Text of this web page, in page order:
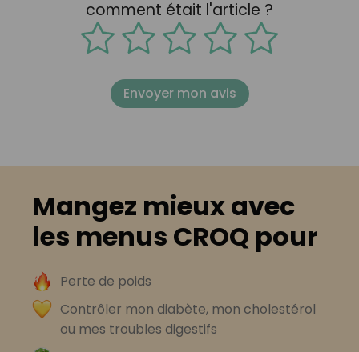
comment était l'article ?
Envoyer mon avis
Mangez mieux avec
les menus CROQ pour
Perte de poids
Contrôler mon diabète, mon cholestérol
ou mes troubles digestifs